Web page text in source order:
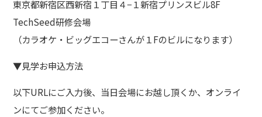
東京都新宿区西新宿１丁目４−１新宿プリンスビル8F
TechSeed研修会場
（カラオケ・ビッグエコーさんが１Fのビルになります）
▼見学お申込方法
以下URLにご入力後、当日会場にお越し頂くか、オンライ
ンにてご参加ください。